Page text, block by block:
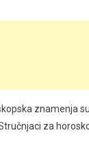
znamenja
za